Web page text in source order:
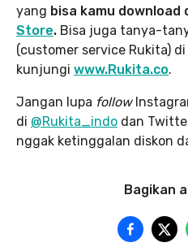
yang bisa kamu download
Store. Bisa juga tanya-
(customer service Rukita)
kunjungi www.Rukita.co.
Jangan lupa follow
di @Rukita_indo dan
nggak ketinggalan diskon
Bagikan